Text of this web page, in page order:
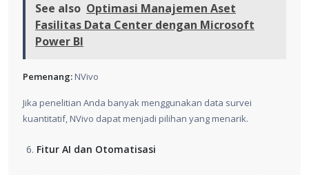
See also Optimasi Manajemen Aset
Fasilitas Data Center dengan Microsoft
Power BI
Pemenang: NVivo
Jika penelitian Anda banyak menggunakan data survei
kuantitatif, NVivo dapat menjadi pilihan yang menarik.
Fitur AI dan Otomatisasi